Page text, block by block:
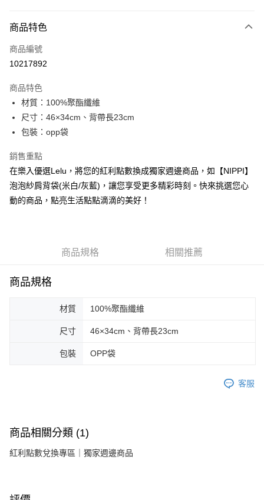
信用卡一次付款
LINE Pay
街口支付
悠遊付
全盈+PAY
大哥付你分期
相關說明
流程，驗證手機門號後，選擇欲分期的期數、繳款截止日，確認付款後即完
4.訂單成立30分鐘內，如未前往確認交易或遇審核未通過，訂單將自動取
消。如遇「轉專審核」未通過狀況，表示未達大哥付你分期系統評分，恕無
【繳款方式說明】
帳／街口支付／iPASS MONEY」等通路繳費。
1.本服務係由「台灣大哥大股份有限公司」（以下簡稱本公司）所提供，讓
資料（包含姓名、電話或地址）提供予台灣大哥大進項蒐集、處理及利用，
由本公司與您本人進行分期帳單所需資料之確認、核對及更正。
3.完整用戶服務條款，請詳閱以下連結：
每筆NT$90，滿NT$1,700(含以上)免運費
付款後萊爾富取貨
每筆NT$90，滿NT$2,000(含以上)免運費
每筆NT$290
商品特色
商品編號
10217892
商品特色
材質：100%聚酯纖維
尺寸：46×34cm、背帶長23cm
包裝：opp袋
銷售重點
在樂入優選Lelu，將您的紅利點數換成獨家週邊商品，如【NIPPI】
泡泡紗肩背袋(米白/灰藍)，讓您享受更多精彩時刻。快來挑選您心
動的商品，點亮生活點點滴滴的美好！
商品規格 相關推薦
商品規格
材質 100%聚酯纖維
尺寸 46×34cm、背帶長23cm
包裝 OPP袋
客服
商品相關分類 (1)
紅利點數兌換專區｜獨家週邊商品